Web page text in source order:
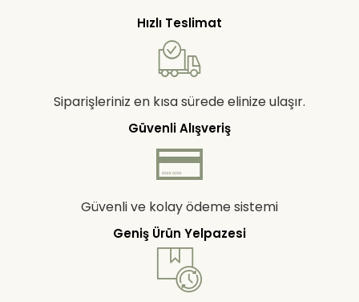
Hızlı Teslimat
Siparişleriniz en kısa sürede elinize ulaşır.
Güvenli Alışveriş
Güvenli ve kolay ödeme sistemi
Geniş Ürün Yelpazesi